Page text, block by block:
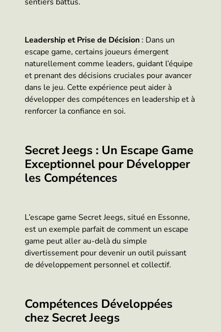
Leadership et Prise de Décision : Dans un
escape game, certains joueurs émergent
naturellement comme leaders, guidant l’équipe
et prenant des décisions cruciales pour avancer
dans le jeu. Cette expérience peut aider à
développer des compétences en leadership et à
renforcer la confiance en soi.
Secret Jeegs : Un Escape Game
Exceptionnel pour Développer
les Compétences
L’escape game Secret Jeegs, situé en Essonne,
est un exemple parfait de comment un escape
game peut aller au-delà du simple
divertissement pour devenir un outil puissant
de développement personnel et collectif.
Compétences Développées
chez Secret Jeegs